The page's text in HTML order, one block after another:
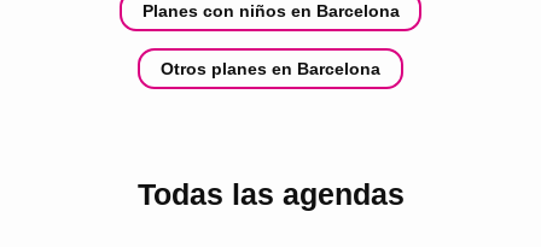
Planes con niños en Barcelona
Otros planes en Barcelona
Todas las agendas